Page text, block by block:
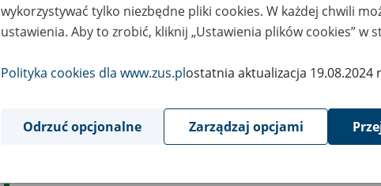
Jeśli jesteś płatnikiem składek
możesz skorzystać z
ubezpieczeń, wypełnisz i
ZUS,
możesz złożyć wniosek o
masz dostęp do zwolnień
Jeśli jesteś świadczeniobiorcą
masz dostęp m.in. do
do formularza PIT 40A,
wykorzystywać tylko niezbędne pliki cookies. W każdej chwili
ustawienia. Aby to zrobić, kliknij „Ustawienia plików cookies” w
Polityka cookies dla www.zus.plostatnia aktualizacja 19.08.2024
Odrzuć opcjonalne Zarządzaj opcjami